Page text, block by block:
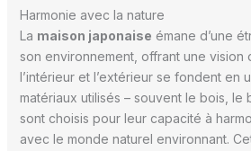
Harmonie avec la nature
La maison japonaise émane d’une
son environnement, offrant une vision
l’intérieur et l’extérieur se fondent en
matériaux utilisés – souvent le bois, le
sont choisis pour leur capacité à
avec le monde naturel environnant.